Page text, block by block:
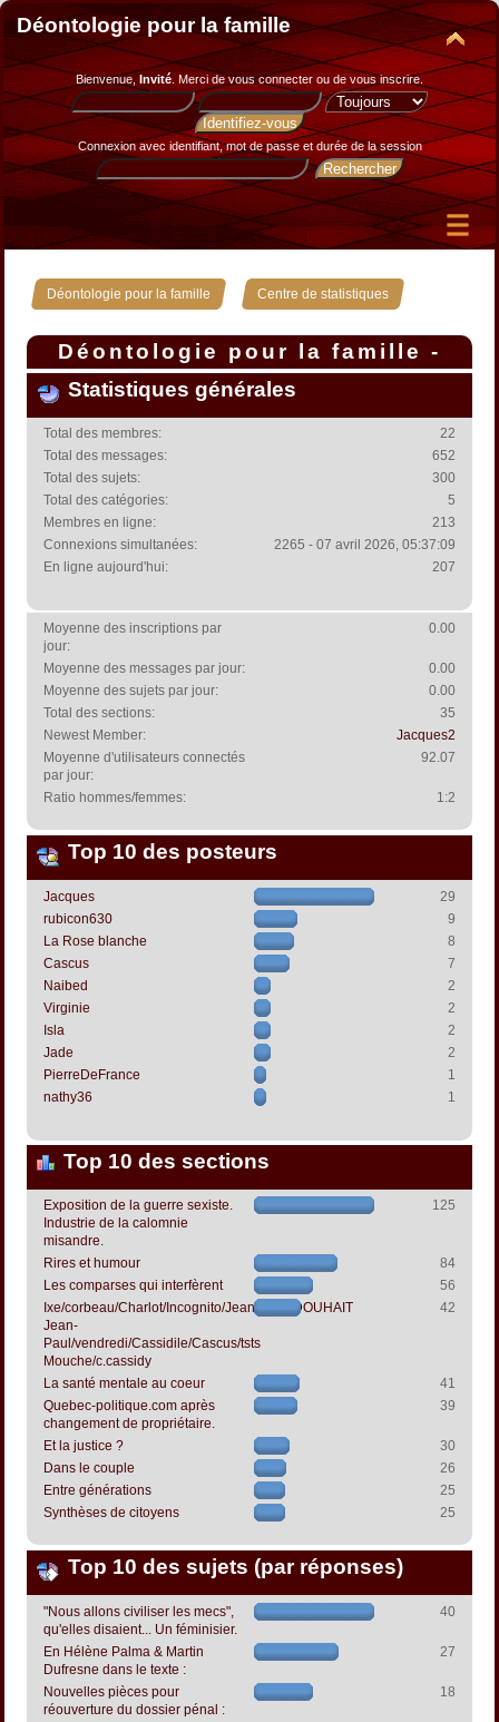
Déontologie pour la famille
Bienvenue, Invité. Merci devous connecter ou de vous inscrire.
Connexion avec identifiant, mot de passe et durée de la session
Déontologie pour la famille » Centre de statistiques
Déontologie pour la famille -
Centre de statistiques
Statistiques générales
Total des membres:
22
Total des messages:
652
Total des sujets:
300
Total des catégories:
5
Membres en ligne:
213
Connexions simultanées:
2265 - 07 avril 2026, 05:37:09
En ligne aujourd'hui:
207
Moyenne des inscriptions par
jour:
0.00
Moyenne des messages par jour:
0.00
Moyenne des sujets par jour:
0.00
Total des sections:
35
Newest Member:
Jacques2
Moyenne d'utilisateurs connectés
par jour:
92.07
Ratio hommes/femmes: 1:2
Top 10 des posteurs
Jacques
29
rubicon630
9
La Rose blanche
8
Cascus
7
Naibed
2
Virginie
2
Isla
2
Jade
2
PierreDeFrance
1
nathy36
1
Top 10 des sections
Exposition de la guerre sexiste.
Industrie de la calomnie
misandre.
125
Rires et humour
84
Les comparses qui interfèrent
56
Ixe/corbeau/Charlot/Incognito/Jeanpapol/DOUHAIT
Jean-
Paul/vendredi/Cassidile/Cascus/tsts
Mouche/c.cassidy
42
La santé mentale au coeur
41
Quebec-politique.com après
changement de propriétaire.
39
Et la justice ?
30
Dans le couple
26
Entre générations
25
Synthèses de citoyens
25
Top 10 des sujets (par réponses)
"Nous allons civiliser les mecs",
qu'elles disaient... Un féminisier.
40
En Hélène Palma & Martin
Dufresne dans le texte :
27
Nouvelles pièces pour
réouverture du dossier pénal :
18